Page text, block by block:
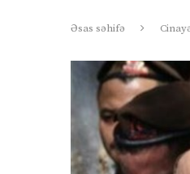
Əsas səhifə